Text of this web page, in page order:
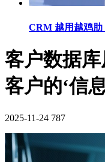
CRM 越用越鸡肋
客户数据
客户的‘信
2025-11-24 787